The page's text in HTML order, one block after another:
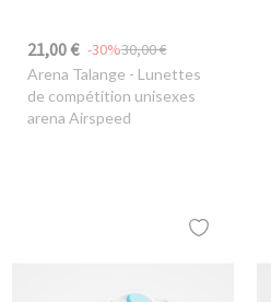
21,00 € 30,00 €
-30%
Arena Talange - Lunettes
de compétition unisexes
arena Airspeed